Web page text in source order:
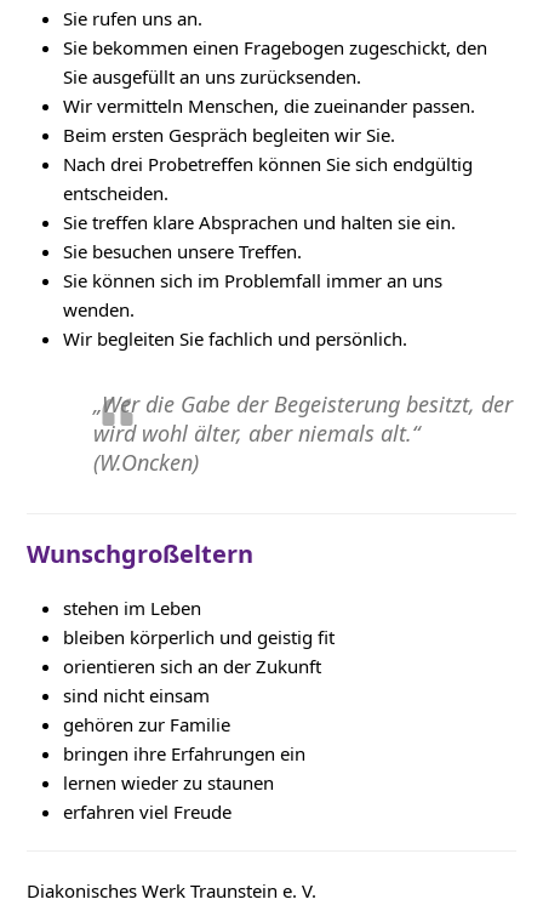
Sie rufen uns an.
Sie bekommen einen Fragebogen zugeschickt, den
Sie ausgefüllt an uns zurücksenden.
Wir vermitteln Menschen, die zueinander passen.
Beim ersten Gespräch begleiten wir Sie.
Nach drei Probetreffen können Sie sich endgültig
entscheiden.
Sie treffen klare Absprachen und halten sie ein.
Sie besuchen unsere Treffen.
Sie können sich im Problemfall immer an uns
wenden.
Wir begleiten Sie fachlich und persönlich.
„Wer die Gabe der Begeisterung besitzt, der
wird wohl älter, aber niemals alt.“
(W.Oncken)
Wunschgroßeltern
stehen im Leben
bleiben körperlich und geistig fit
orientieren sich an der Zukunft
sind nicht einsam
gehören zur Familie
bringen ihre Erfahrungen ein
lernen wieder zu staunen
erfahren viel Freude
Diakonisches Werk Traunstein e. V.